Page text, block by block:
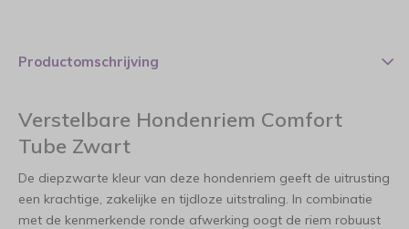
Productomschrijving
Verstelbare Hondenriem Comfort
Tube Zwart
De diepzwarte kleur van deze hondenriem geeft de uitrusting
een krachtige, zakelijke en tijdloze uitstraling. In combinatie
met de kenmerkende ronde afwerking oogt de riem robuust